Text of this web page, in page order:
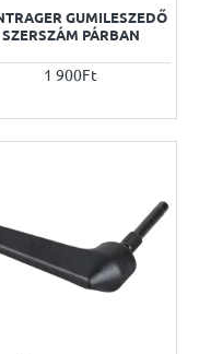
GUMILESZEDŐ
SZERSZÁM PÁRBAN
1 900Ft